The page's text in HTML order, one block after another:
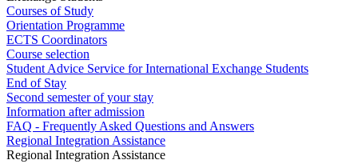
Courses of Study
Orientation Programme
ECTS Coordinators
Course selection
Student Advice Service for International Exchange Students
End of Stay
Second semester of your stay
Information after admission
FAQ - Frequently Asked Questions and Answers
Regional Integration Assistance
Regional Integration Assistance